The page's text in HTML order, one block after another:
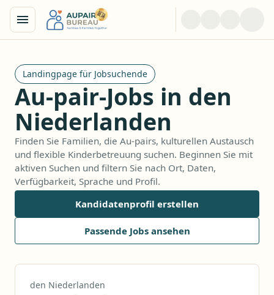
Landingpage für Jobsuchende
Au-pair-Jobs in den
Niederlanden
Finden Sie Familien, die Au-pairs, kulturellen Austausch
und flexible Kinderbetreuung suchen. Beginnen Sie mit
aktiven Suchen und filtern Sie nach Ort, Daten,
Verfügbarkeit, Sprache und Profil.
Kandidatenprofil erstellen
Passende Jobs ansehen
den Niederlanden